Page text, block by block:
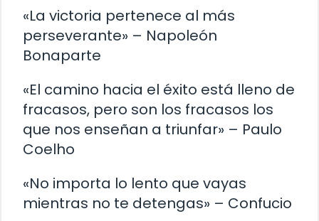
«La victoria pertenece al más
perseverante» – Napoleón
Bonaparte
«El camino hacia el éxito está lleno de
fracasos, pero son los fracasos los
que nos enseñan a triunfar» – Paulo
Coelho
«No importa lo lento que vayas
mientras no te detengas» – Confucio